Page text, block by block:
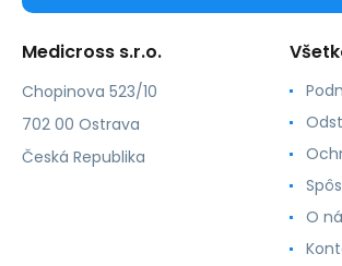
Medicross s.r.o.
Chopinova 523/10
702 00 Ostrava
Česká Republika
O